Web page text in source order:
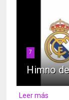
7
Himno
Leer más